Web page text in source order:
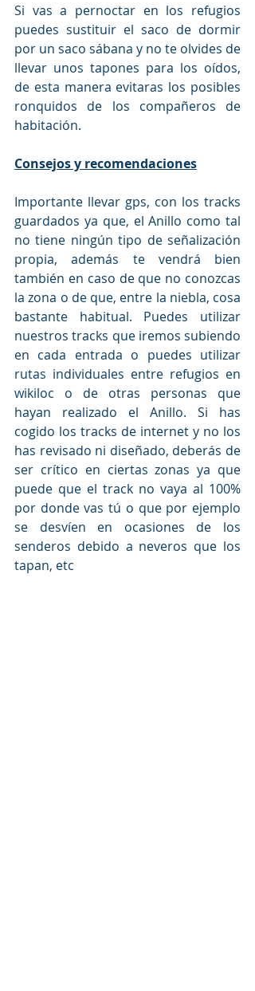
Si vas a pernoctar en los refugios
puedes sustituir el saco de dormir
por un saco sábana y no te olvides de
llevar unos tapones para los oídos,
de esta manera evitaras los posibles
ronquidos de los compañeros de
habitación.
Consejos y recomendaciones
Importante llevar gps, con los tracks
guardados ya que, el Anillo como tal
no tiene ningún tipo de señalización
propia, además te vendrá bien
también en caso de que no conozcas
la zona o de que, entre la niebla, cosa
bastante habitual. Puedes utilizar
nuestros tracks que iremos subiendo
en cada entrada o puedes utilizar
rutas individuales entre refugios en
wikiloc o de otras personas que
hayan realizado el Anillo. Si has
cogido los tracks de internet y no los
has revisado ni diseñado, deberás de
ser crítico en ciertas zonas ya que
puede que el track no vaya al 100%
por donde vas tú o que por ejemplo
se desvíen en ocasiones de los
senderos debido a neveros que los
tapan, etc